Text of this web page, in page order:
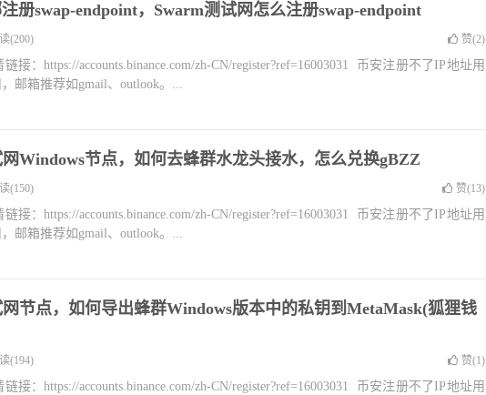
册swap-endpoint，Swarm测试网怎么注册swap-endpoint
(200) 赞(2)
接：https://accounts.binance.com/zh-CN/register?ref=16003031 币安注册不了IP地址用
邮箱推荐如gmail、outlook。...
Windows节点，如何去蜂群水龙头接水，怎么兑换gBZZ
(150) 赞(13)
接：https://accounts.binance.com/zh-CN/register?ref=16003031 币安注册不了IP地址用
邮箱推荐如gmail、outlook。...
节点，如何导出蜂群Windows版本中的私钥到MetaMask(狐狸钱
(194) 赞(1)
接：https://accounts.binance.com/zh-CN/register?ref=16003031 币安注册不了IP地址用